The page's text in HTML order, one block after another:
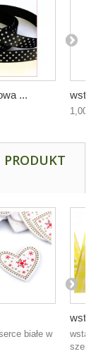
...
1,00
białe w